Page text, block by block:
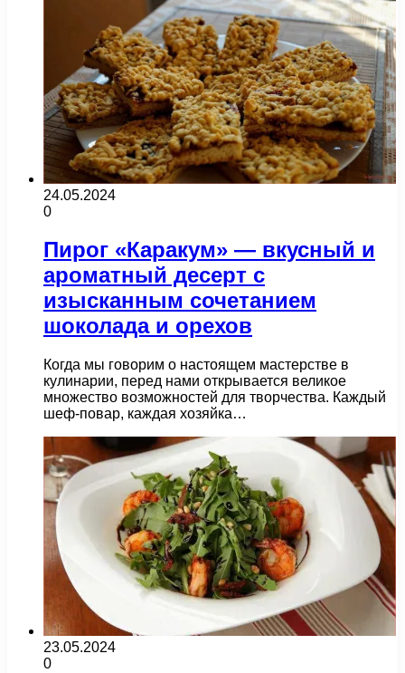
24.05.2024
0
Пирог «Каракум» — вкусный и
ароматный десерт с
изысканным сочетанием
шоколада и орехов
Когда мы говорим о настоящем мастерстве в
кулинарии, перед нами открывается великое
множество возможностей для творчества. Каждый
шеф-повар, каждая хозяйка…
23.05.2024
0